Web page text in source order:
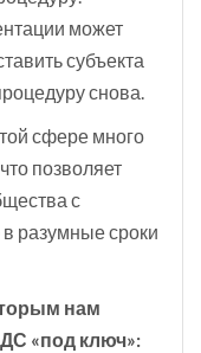
может
субъекта
снова.
сфере много
позволяет
с
разумные сроки
нам
«под ключ»: